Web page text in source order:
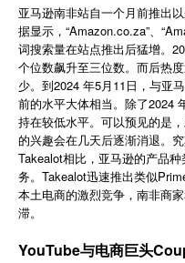
登录 免费使用
亚马逊南非站自一个月前推出
据显示，“Amazon.co.za”、
词搜索量在站点推出后猛增。
个位数飙升至三位数。而后热
少。到2024 年5月11日，与亚
前的水平大体相当。除了2024
持在较低水平。可以预见的是
的兴趣会在几天后逐渐消退。
Takealot相比，亚马逊的产品
务。Takealot迅速推出类似
本土电商的激烈竞争，南非商
滞。
YouTube与电商巨头